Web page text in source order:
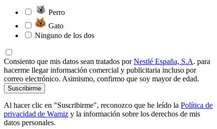
Perro
Gato
Ninguno de los dos
Consiento que mis datos sean tratados porNestlé España, S.A. para
hacerme llegar información comercial y publicitaria incluso por
correo electrónico. Asimismo, confirmo que soy mayor de edad.
Suscribirme
Al hacer clic en "Suscribirme", reconozco que he leído la Política de
privacidad de Wamiz y la información sobre los derechos de mis
datos personales.